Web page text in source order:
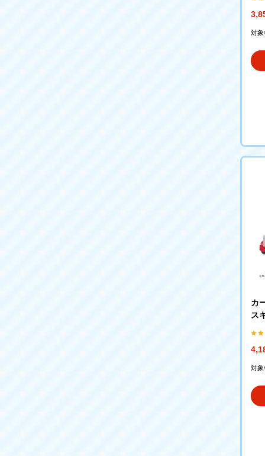
対象
カ
ス
対象